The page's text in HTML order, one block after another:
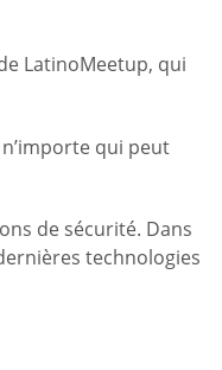
LatinoMeetup, qui
qui peut
de sécurité. Dans
technologies